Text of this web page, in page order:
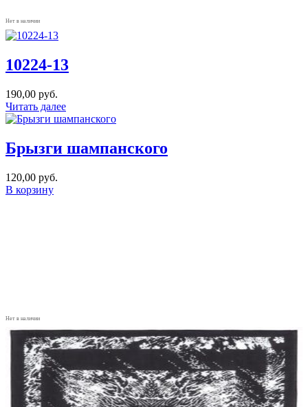
Нет в наличии
10224-13
190,00 руб.
Читать далее
Брызги шампанского
120,00 руб.
В корзину
Нет в наличии